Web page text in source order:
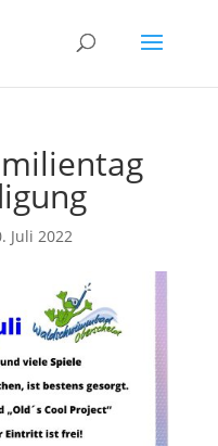
Juli 2022